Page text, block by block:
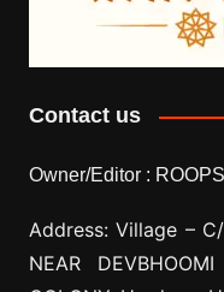
Contact us
Owner/Editor :
Address: Village –
NEAR